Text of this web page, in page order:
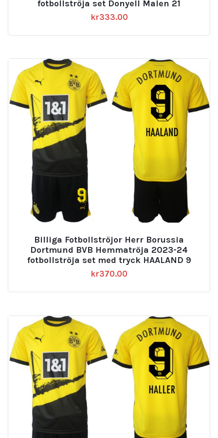
fotbollströja set Donyell Malen 21
kr333.00
Billiga Fotbollströjor Herr Borussia
Dortmund BVB Hemmatröja 2023-24
fotbollströja set med tryck HAALAND 9
kr370.00